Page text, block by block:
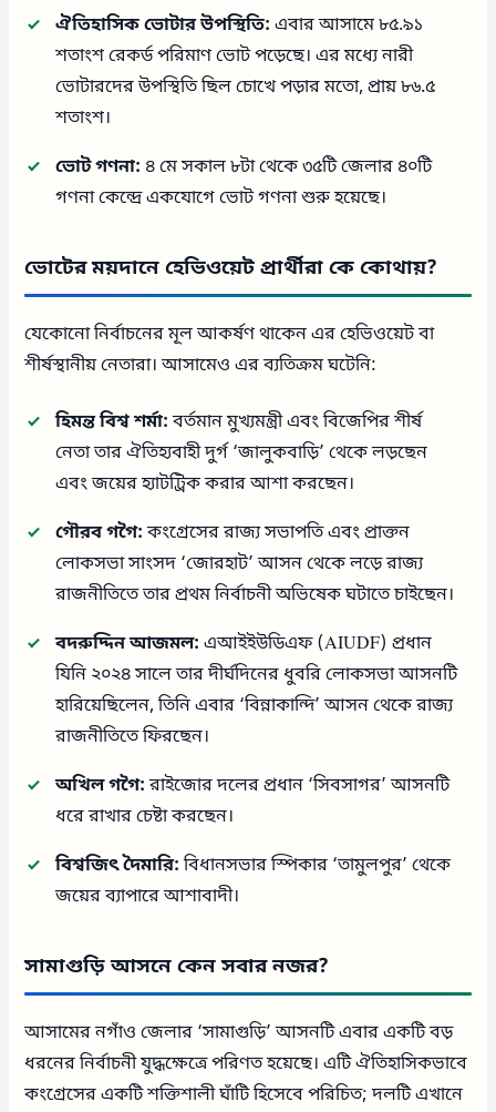
ঐতিহাসিক ভোটার উপস্থিতি: এবার আসামে ৮৫.৯১
শতাংশ রেকর্ড পরিমাণ ভোট পড়েছে। এর মধ্যে নারী
ভোটারদের উপস্থিতি ছিল চোখে পড়ার মতো, প্রায় ৮৬.৫
শতাংশ।
ভোট গণনা: ৪ মে সকাল ৮টা থেকে ৩৫টি জেলার ৪০টি
গণনা কেন্দ্রে একযোগে ভোট গণনা শুরু হয়েছে।
ভোটের ময়দানে হেভিওয়েট প্রার্থীরা কে কোথায়?
যেকোনো নির্বাচনের মূল আকর্ষণ থাকেন এর হেভিওয়েট বা
শীর্ষস্থানীয় নেতারা। আসামেও এর ব্যতিক্রম ঘটেনি:
হিমন্ত বিশ্ব শর্মা:বর্তমান মুখ্যমন্ত্রী এবং বিজেপির শীর্ষ
নেতা তার ঐতিহ্যবাহী দুর্গ ‘জালুকবাড়ি’ থেকে লড়ছেন
এবং জয়ের হ্যাটট্রিক করার আশা করছেন।
গৌরব গগৈ:কংগ্রেসের রাজ্য সভাপতি এবং প্রাক্তন
লোকসভা সাংসদ ‘জোরহাট’ আসন থেকে লড়ে রাজ্য
রাজনীতিতে তার প্রথম নির্বাচনী অভিষেক ঘটাতে চাইছেন।
বদরুদ্দিন আজমল: এআইইউডিএফ (AIUDF) প্রধান
যিনি ২০২৪ সালে তার দীর্ঘদিনের ধুবরি লোকসভা আসনটি
হারিয়েছিলেন, তিনি এবার ‘বিন্নাকান্দি’ আসন থেকে রাজ্য
রাজনীতিতে ফিরছেন।
অখিল গগৈ:রাইজোর দলের প্রধান ‘সিবসাগর’ আসনটি
ধরে রাখার চেষ্টা করছেন।
বিশ্বজিৎ দৈমারি:বিধানসভার স্পিকার ‘তামুলপুর’ থেকে
জয়ের ব্যাপারে আশাবাদী।
সামাগুড়ি আসনে কেন সবার নজর?
আসামের নগাঁও জেলার ‘সামাগুড়ি’ আসনটি এবার একটি বড়
ধরনের নির্বাচনী যুদ্ধক্ষেত্রে পরিণত হয়েছে। এটি ঐতিহাসিকভাবে
কংগ্রেসের একটি শক্তিশালী ঘাঁটি হিসেবে পরিচিত; দলটি এখানে